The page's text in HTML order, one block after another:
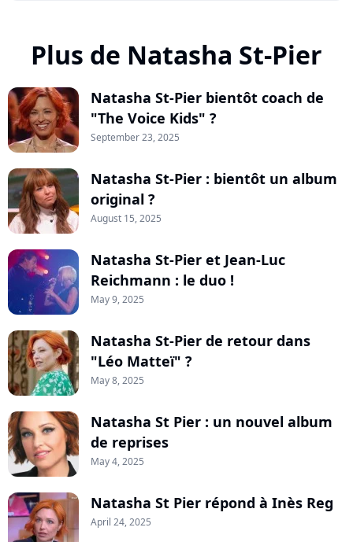
Plus de Natasha St-Pier
Natasha St-Pier bientôt coach de
"The Voice Kids" ?
September 23, 2025
Natasha St-Pier : bientôt un album
original ?
August 15, 2025
Natasha St-Pier et Jean-Luc
Reichmann : le duo !
May 9, 2025
Natasha St-Pier de retour dans
"Léo Matteï" ?
May 8, 2025
Natasha St Pier : un nouvel album
de reprises
May 4, 2025
Natasha St Pier répond à Inès Reg
April 24, 2025